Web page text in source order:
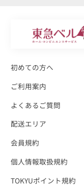
初めての方へ
ご利用案内
よくあるご質問
配送エリア
会員規約
個人情報取扱規約
TOKYUポイント規約